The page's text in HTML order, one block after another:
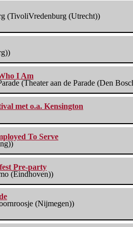
(TivoliVredenburg (Utrecht))
I Am
(Theater aan de Parade (Den
met o.a. Kensington
To Serve
Pre-party
(Eindhoven))
(Nijmegen))